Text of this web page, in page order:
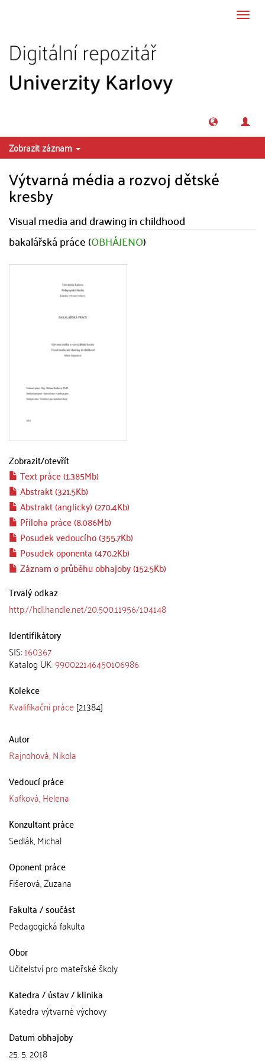
Zobrazit záznam
Výtvarná média a rozvoj dětské
kresby
Visual media and drawing in childhood
bakalářská práce (OBHÁJENO)
Zobrazit/otevřít
Text práce (1.385Mb)
Abstrakt (321.5Kb)
Abstrakt (anglicky) (270.4Kb)
Příloha práce (8.086Mb)
Posudek vedoucího (355.7Kb)
Posudek oponenta (470.2Kb)
Záznam o průběhu obhajoby (152.5Kb)
Trvalý odkaz
http://hdl.handle.net/20.500.11956/104148
Identifikátory
SIS:160367
Katalog UK:990022146450106986
Kolekce
Kvalifikační práce [21384]
Autor
Rajnohová, Nikola
Vedoucí práce
Kafková, Helena
Konzultant práce
Sedlák, Michal
Oponent práce
Fišerová, Zuzana
Fakulta / součást
Pedagogická fakulta
Obor
Učitelství pro mateřské školy
Katedra / ústav / klinika
Katedra výtvarné výchovy
Datum obhajoby
25. 5. 2018